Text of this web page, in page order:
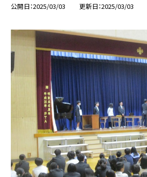
公開日 2025/03/03 更新日 2025/03/03